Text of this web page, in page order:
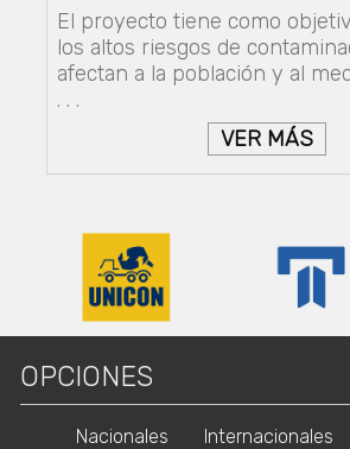
El proyecto tiene como
los altos riesgos de
afectan a la población y al
. . .
VER MÁS
OPCIONES
Nacionales Internacionales